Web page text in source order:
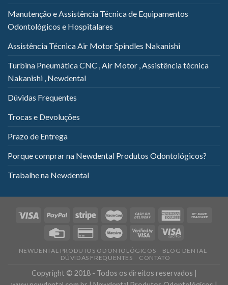
Manutenção e Assistência Técnica de Equipamentos
Odontológicos e Hospitalares
Assistência Técnica Air Motor Spindles Nakanishi
Turbina Pneumática CNC , Air Motor , Assistência técnica
Nakanishi , Newdental
Dúvidas Frequentes
Trocas e Devoluções
Prazo de Entrega
Porque comprar na Newdental Produtos Odontológicos?
Trabalhe na Newdental
NEWDENTAL PRODUTOS ODONTOLÓGICOS
BLOG DENTAL
DÚVIDAS FREQUENTES
CONTATO
Copyright © 2018 - Todos os direitos reservados |